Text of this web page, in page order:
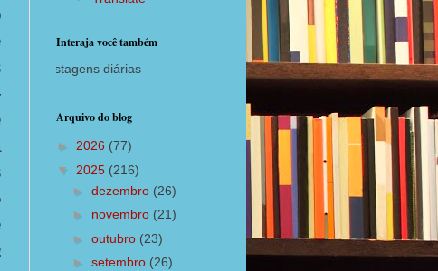
Interaja você também
agora com postagens diárias
Arquivo do blog
► 2026 (77)
▼ 2025 (216)
► dezembro (26)
► novembro (21)
► outubro (23)
► setembro (26)